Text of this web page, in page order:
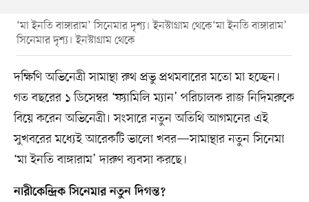
‘মা ইনতি বাঙ্গারাম’ সিনেমার দৃশ্য। ইনস্টাগ্রাম থেকে‘মা ইনতি বাঙ্গারাম’
সিনেমার দৃশ্য। ইনস্টাগ্রাম থেকে
দক্ষিণি অভিনেত্রী সামান্থা রুথ প্রভু প্রথমবারের মতো মা হচ্ছেন।
গত বছরের ১ ডিসেম্বর ‘ফ্যামিলি ম্যান’ পরিচালক রাজ নিদিমরুকে
বিয়ে করেন অভিনেত্রী। সংসারে নতুন অতিথি আগমনের এই
সুখবরের মধ্যেই আরেকটি ভালো খবর—সামান্থার নতুন সিনেমা
‘মা ইনতি বাঙ্গারাম’ দারুণ ব্যবসা করছে।
নারীকেন্দ্রিক সিনেমার নতুন দিগন্ত?